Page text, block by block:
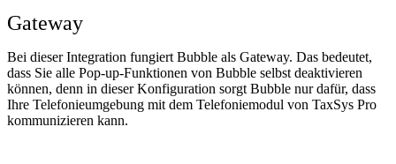
Gateway
Bei dieser Integration fungiert Bubble als Gateway. Das bedeutet,
dass Sie alle Pop-up-Funktionen von Bubble selbst deaktivieren
können, denn in dieser Konfiguration sorgt Bubble nur dafür, dass
Ihre Telefonieumgebung mit dem Telefoniemodul von TaxSys Pro
kommunizieren kann.